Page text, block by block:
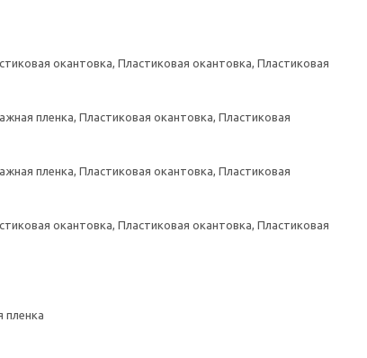
окантовка, Пластиковая окантовка, Пластиковая
пленка, Пластиковая окантовка, Пластиковая
пленка, Пластиковая окантовка, Пластиковая
окантовка, Пластиковая окантовка, Пластиковая
пленка